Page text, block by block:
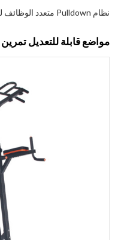
نظام Pulldown متعدد الوظائف للجيم المنزلي
مواضع قابلة للتعديل